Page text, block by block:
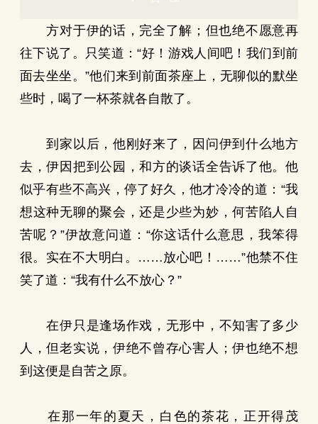
方对于伊的话，完全了解；但也绝不愿意再
往下说了。只笑道：“好！游戏人间吧！我们到前
面去坐坐。”他们来到前面茶座上，无聊似的默坐
些时，喝了一杯茶就各自散了。
到家以后，他刚好来了，因问伊到什么地方
去，伊因把到公园，和方的谈话全告诉了他。他
似乎有些不高兴，停了好久，他才冷冷的道：“我
想这种无聊的聚会，还是少些为妙，何苦陷人自
苦呢？”伊故意问道：“你这话什么意思，我笨得
很。实在不大明白。……放心吧！……”他禁不住
笑了道：“我有什么不放心？”
在伊只是逢场作戏，无形中，不知害了多少
人，但老实说，伊绝不曾存心害人；伊也绝不想
到这便是自苦之原。
在那一年的夏天，白色的茶花，正开得茂